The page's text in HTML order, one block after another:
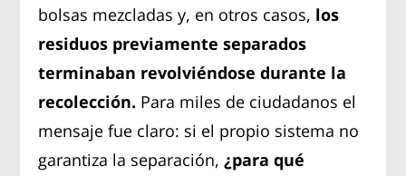
bolsas mezcladas y, en otros casos, los
residuos previamente separados
terminaban revolviéndose durante la
recolección. Para miles de ciudadanos el
mensaje fue claro: si el propio sistema no
garantiza la separación, ¿para qué